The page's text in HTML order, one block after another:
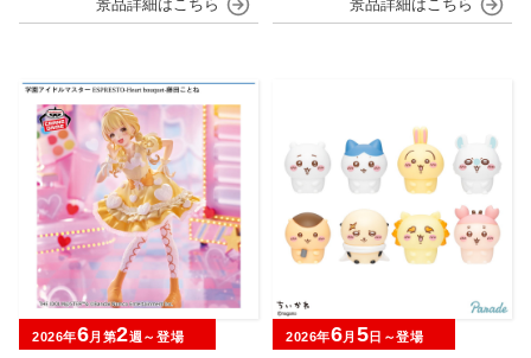
2026年6月第2週～登場 2026年6月 5日～登場